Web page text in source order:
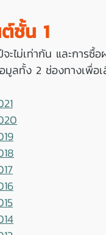
ชั้น 1
ไม่เท่ากัน และการซื้
อมูลทั้ง 2 ช่องทางเพื่